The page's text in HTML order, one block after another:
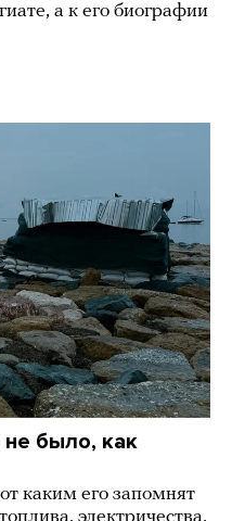
а к его биографии
не было, как
каким его запомнят